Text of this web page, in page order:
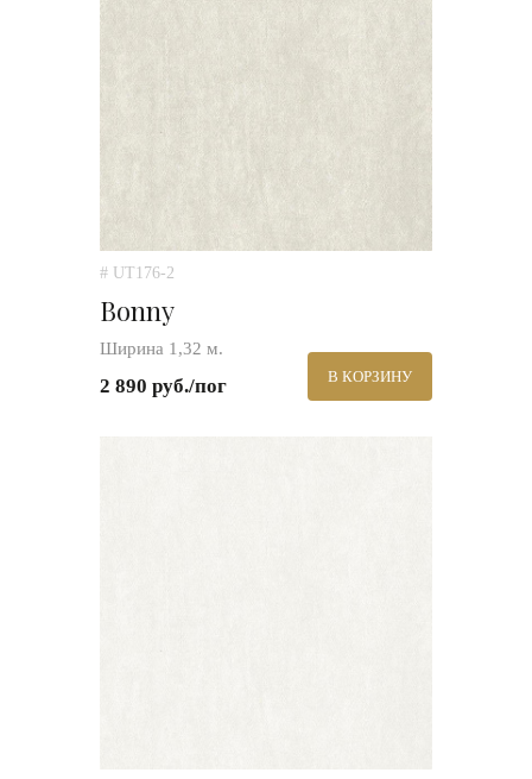
# UT176-2
Bonny
Ширина 1,32 м.
2 890 руб./пог В КОРЗИНУ